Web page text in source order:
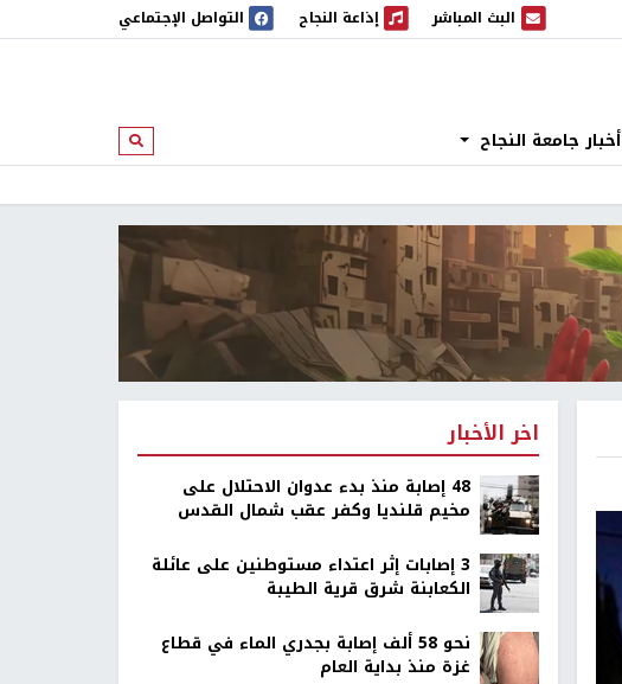
البث المباشر
البث المباشر إذاعة النجاح
إذاعة النجاح التواصل الإجتماعي
أخبار جامعة النجاح ابحث
اخر الأخبار
48 إصابة منذ بدء عدوان الاحتلال على
مخيم قلنديا وكفر عقب شمال القدس
‏3 إصابات إثر اعتداء مستوطنين على عائلة
الكعابنة شرق قرية الطيبة
نحو 58 ألف إصابة بجدري الماء في قطاع
غزة منذ بداية العام